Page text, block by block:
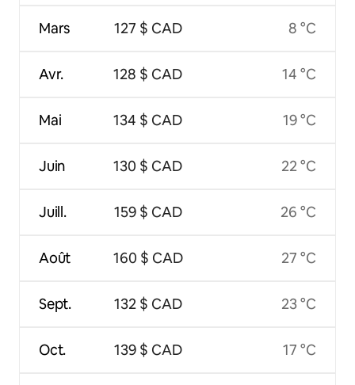
Mars
Avr.
Mai
Juin
Juill.
Août
Sept.
Oct.
127 $ CAD
128 $ CAD
134 $ CAD
130 $ CAD
159 $ CAD
160 $ CAD
132 $ CAD
139 $ CAD
8 °C
14 °C
19 °C
22 °C
26 °C
27 °C
23 °C
17 °C